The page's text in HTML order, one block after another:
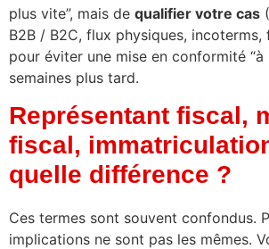
plus vite”, mais de qualifier votre cas
B2B / B2C, flux physiques,
pour éviter une mise en conformité “à
semaines plus tard.
Représentant fiscal,
fiscal,
quelle différence ?
Ces termes sont souvent confondus.
implications ne sont pas les mêmes.